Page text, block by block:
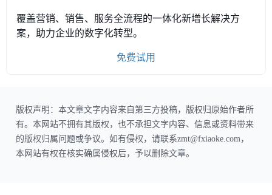
覆盖营销、销售、服务全流程的一体化新增长解决方
案，助力企业的数字化转型。
免费试用
版权声明：本文章文字内容来自第三方投稿，版权归原始作者所
有。本网站不拥有其版权，也不承担文字内容、信息或资料带来
的版权归属问题或争议。如有侵权，请联系zmt@fxiaoke.com，
本网站有权在核实确属侵权后，予以删除文章。